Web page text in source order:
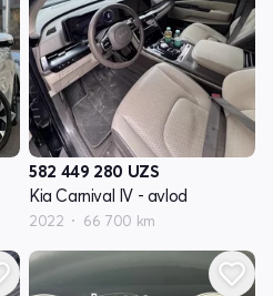
582 449 280 UZS
Kia Carnival IV - avlod
2022 66 700 km